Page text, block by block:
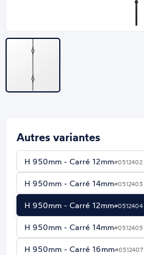
Autres variantes
H 950mm - Carré 12mm#0512402
H 950mm - Carré 14mm#0512403
H 950mm - Carré 12mm#0512404
H 950mm - Carré 14mm#0512405
H 950mm - Carré 16mm#0512407